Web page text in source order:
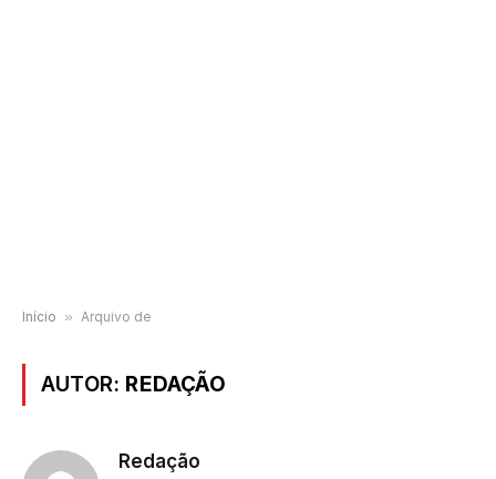
Início » Arquivo de
AUTOR: REDAÇÃO
Redação